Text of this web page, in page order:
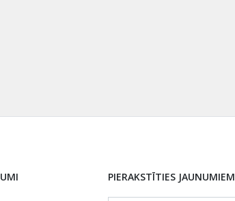
PIERAKSTĪTIES JAUNUMIEM